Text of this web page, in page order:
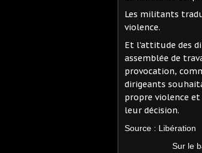
Les militants
violence.
Et l'attitude des
assemblée de
provocation,
dirigeants
propre violence
leur décision.
Source : Libération
Sur le